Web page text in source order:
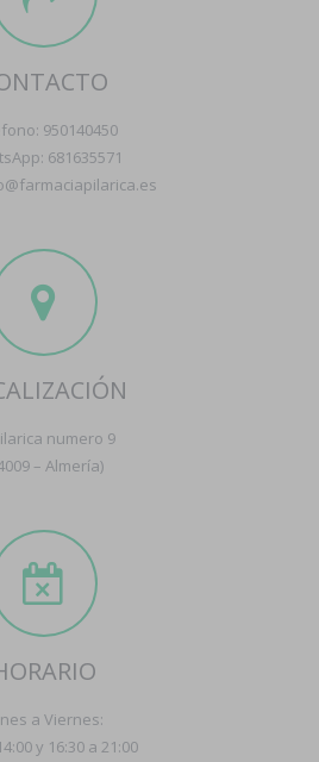
950140450
681635571
numero 9
– Almería)
a Viernes:
y 16:30 a 21:00